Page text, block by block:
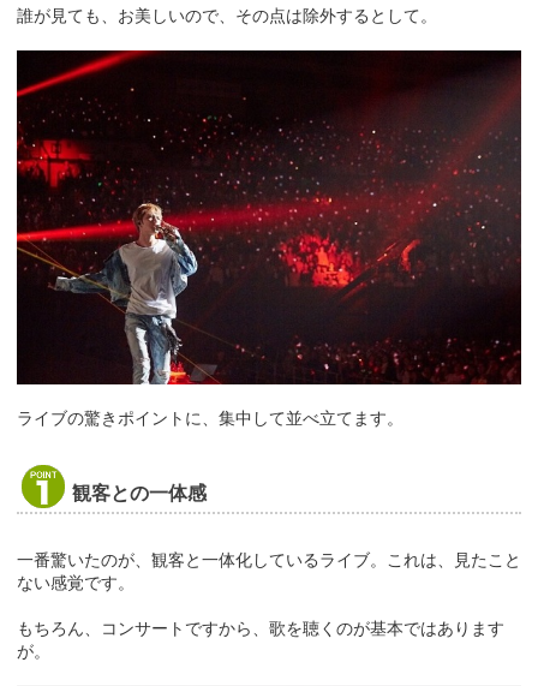
誰が見ても、お美しいので、その点は除外するとして。
ライブの驚きポイントに、集中して並べ立てます。
観客との一体感
一番驚いたのが、観客と一体化しているライブ。これは、見たこと
ない感覚です。
もちろん、コンサートですから、歌を聴くのが基本ではあります
が。